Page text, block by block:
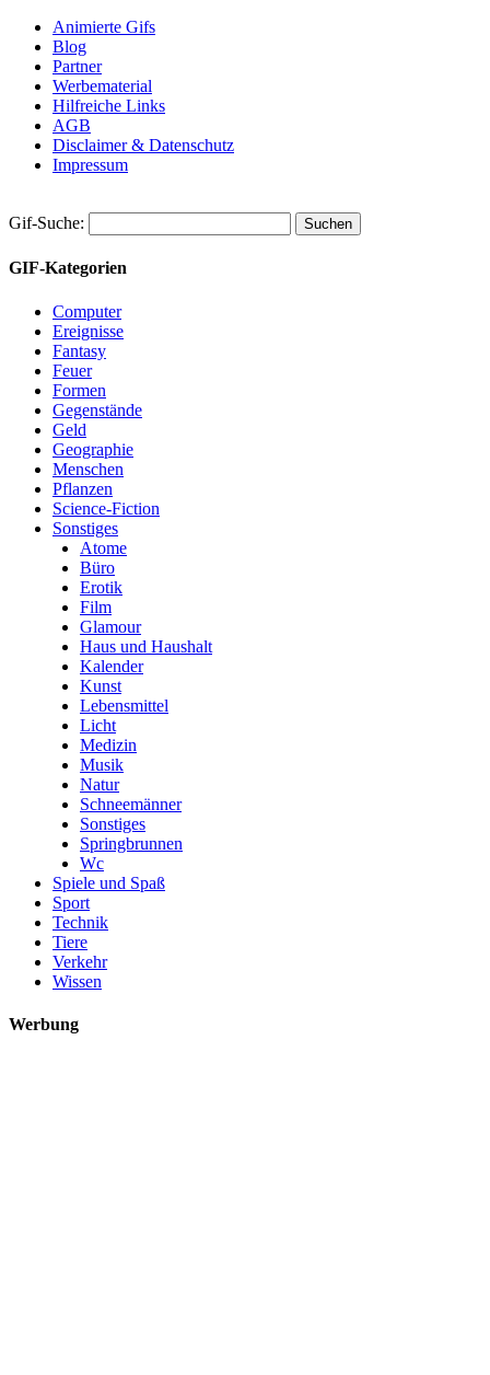
Animierte Gifs
Blog
Partner
Werbematerial
Hilfreiche Links
AGB
Disclaimer & Datenschutz
Impressum
Gif-Suche:
GIF-Kategorien
Computer
Ereignisse
Fantasy
Feuer
Formen
Gegenstände
Geld
Geographie
Menschen
Pflanzen
Science-Fiction
Sonstiges
Atome
Büro
Erotik
Film
Glamour
Haus und Haushalt
Kalender
Kunst
Lebensmittel
Licht
Medizin
Musik
Natur
Schneemänner
Sonstiges
Springbrunnen
Wc
Spiele und Spaß
Sport
Technik
Tiere
Verkehr
Wissen
Werbung